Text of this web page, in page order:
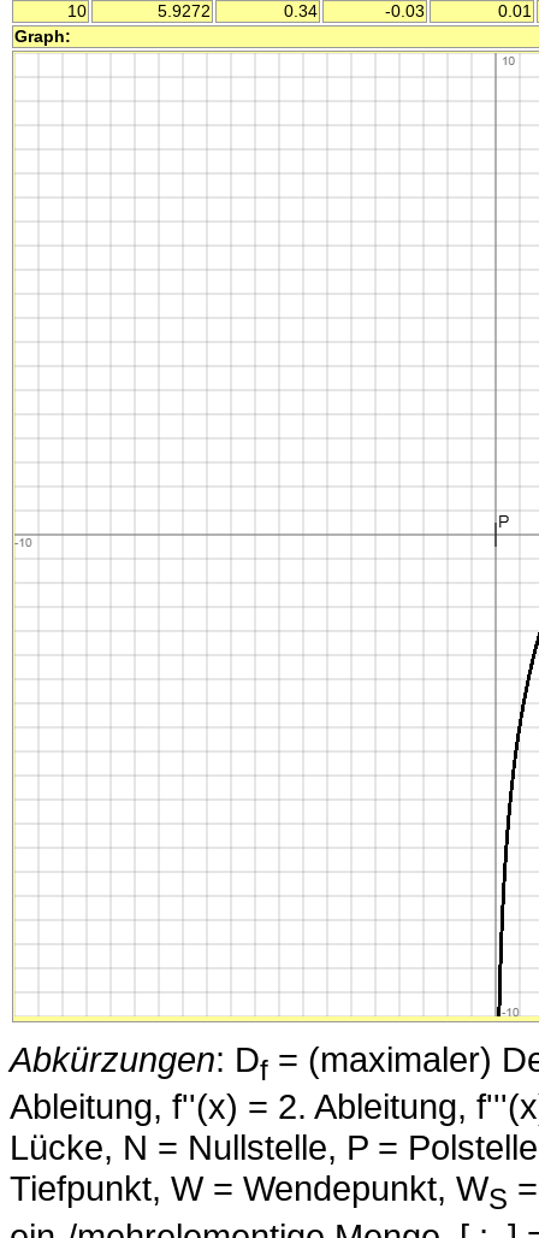
10
5.9272 0.34 -0.03
0.01
Graph:
Abkürzungen: Df = (maximaler)
Ableitung, f''(x) = 2. Ableitung,
Lücke, N = Nullstelle, P =
Tiefpunkt, W = Wendepunkt, WS